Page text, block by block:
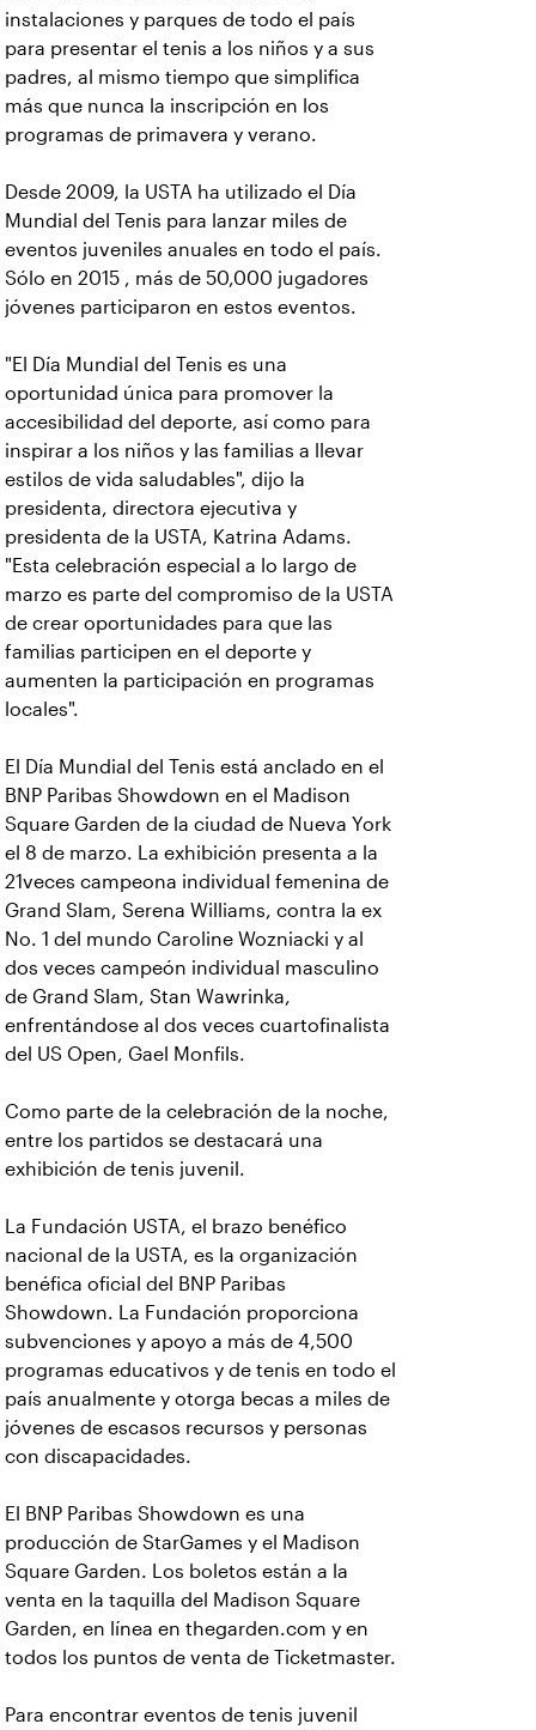
instalaciones y parques de todo el país
para presentar el tenis a los niños y a sus
padres, al mismo tiempo que simplifica
más que nunca la inscripción en los
programas de primavera y verano.
Desde 2009, la USTA ha utilizado el Día
Mundial del Tenis para lanzar miles de
eventos juveniles anuales en todo el país.
Sólo en 2015 , más de 50,000 jugadores
jóvenes participaron en estos eventos.
"El Día Mundial del Tenis es una
oportunidad única para promover la
accesibilidad del deporte, así como para
inspirar a los niños y las familias a llevar
estilos de vida saludables", dijo la
presidenta, directora ejecutiva y
presidenta de la USTA, Katrina Adams.
"Esta celebración especial a lo largo de
marzo es parte del compromiso de la USTA
de crear oportunidades para que las
familias participen en el deporte y
aumenten la participación en programas
locales".
El Día Mundial del Tenis está anclado en el
BNP Paribas Showdown en el Madison
Square Garden de la ciudad de Nueva York
el 8 de marzo. La exhibición presenta a la
21veces campeona individual femenina de
Grand Slam, Serena Williams, contra la ex
No. 1 del mundo Caroline Wozniacki y al
dos veces campeón individual masculino
de Grand Slam, Stan Wawrinka,
enfrentándose al dos veces cuartofinalista
del US Open, Gael Monfils.
Como parte de la celebración de la noche,
entre los partidos se destacará una
exhibición de tenis juvenil.
La Fundación USTA, el brazo benéfico
nacional de la USTA, es la organización
benéfica oficial del BNP Paribas
Showdown. La Fundación proporciona
subvenciones y apoyo a más de 4,500
programas educativos y de tenis en todo el
país anualmente y otorga becas a miles de
jóvenes de escasos recursos y personas
con discapacidades.
El BNP Paribas Showdown es una
producción de StarGames y el Madison
Square Garden. Los boletos están a la
venta en la taquilla del Madison Square
Garden, en línea en thegarden.com y en
todos los puntos de venta de Ticketmaster.
Para encontrar eventos de tenis juvenil